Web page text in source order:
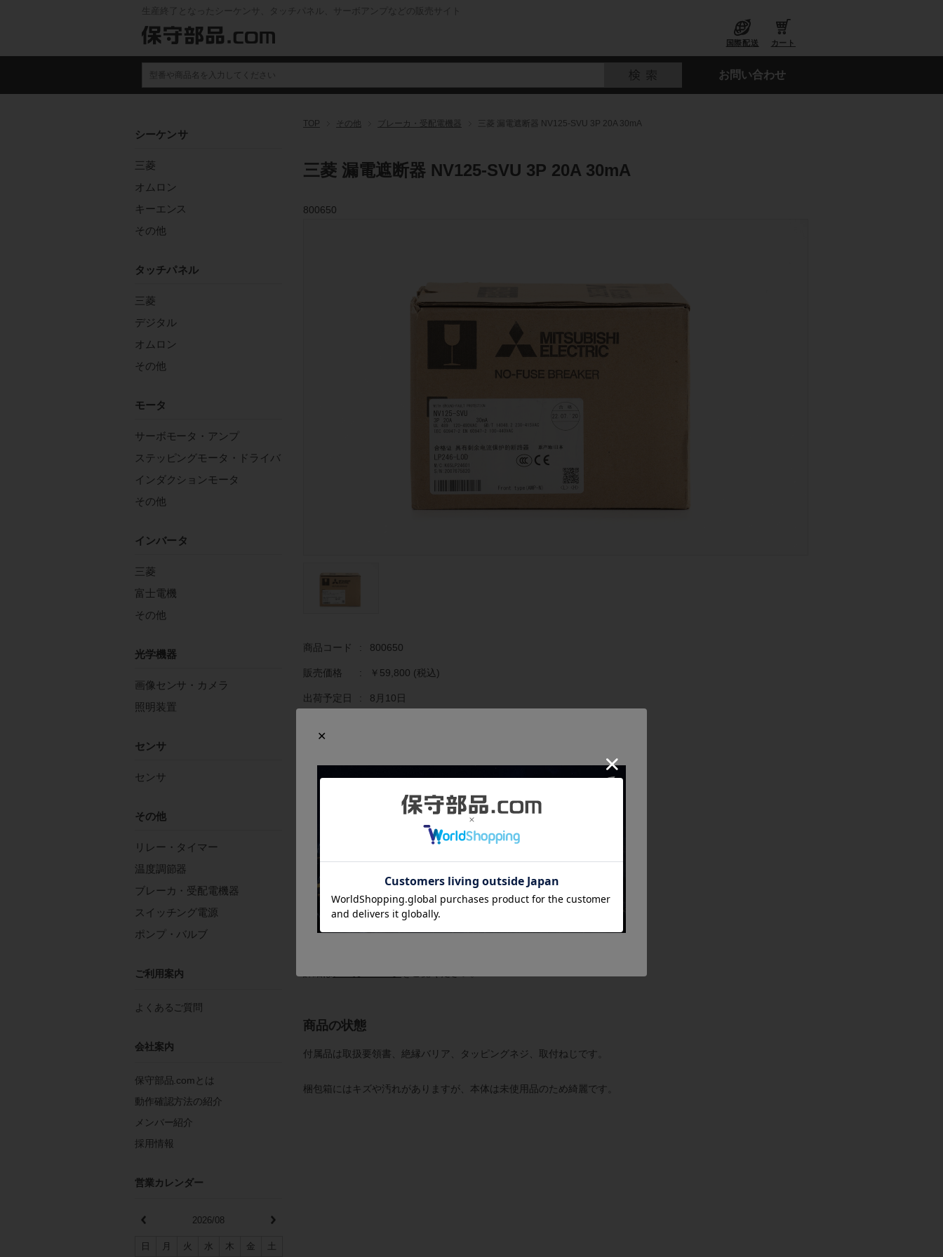
生産終了となったシーケンサ、タッチパネル、サーボアンプなどの販売サイト
国際配送 カート
お問い合わせ
TOP その他 ブレーカ・受配電機器 三菱 漏電遮断器 NV125-SVU 3P 20A 30mA
三菱 漏電遮断器 NV125-SVU 3P 20A 30mA
800650
商品コード : 800650
販売価格 : ￥59,800 (税込)
出荷予定日 : 8月10日
商品の概要と仕様
極数：3極
定格電流：20A
定格感度電流：30mA
商品の状態
付属品は取扱要領書、絶縁バリア、タッピングネジ、取付ねじです。
梱包箱にはキズや汚れがありますが、本体は未使用品のため綺麗です。
シーケンサ
三菱
オムロン
キーエンス
その他
タッチパネル
三菱
デジタル
オムロン
その他
モータ
サーボモータ・アンプ
ステッピングモータ・ドライバ
インダクションモータ
その他
インバータ
三菱
富士電機
その他
光学機器
画像センサ・カメラ
照明装置
センサ
センサ
その他
リレー・タイマー
温度調節器
ブレーカ・受配電機器
スイッチング電源
ポンプ・バルブ
ご利用案内
よくあるご質問
会社案内
保守部品.comとは
動作確認方法の紹介
メンバー紹介
採用情報
営業カレンダー
2026/08
日 月 火 水 木 金